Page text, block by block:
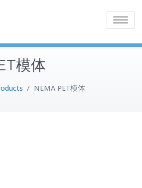
Toggle
模体
/ NEMA PET模体